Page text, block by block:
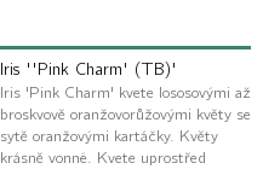
Iris ''Pink Charm' (TB)'
Iris 'Pink Charm' kvete lososovými až
broskvově oranžovorůžovými květy se
sytě oranžovými kartáčky. Květy
krásně vonné. Kvete uprostřed